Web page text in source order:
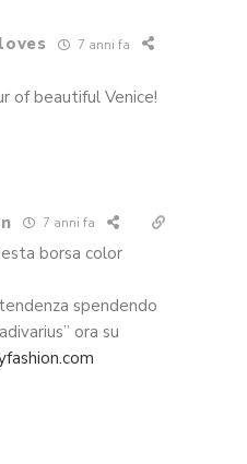
7 anni fa
of beautiful Venice!
7 anni fa
borsa color
spendendo
ora su